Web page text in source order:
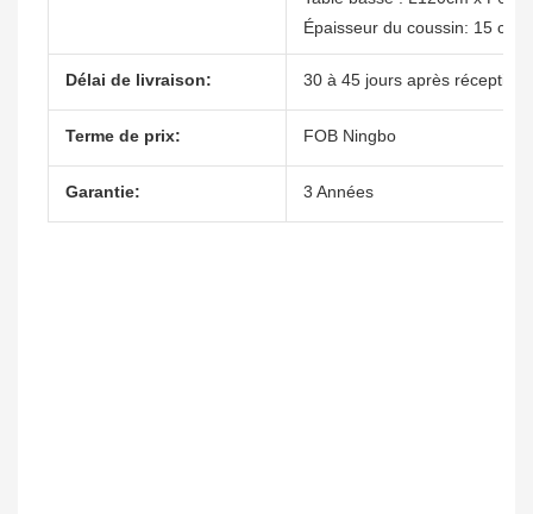
Épaisseur du coussin: 15 cm
Délai de livraison: 30 à 45 jours après réception
Terme de prix: FOB Ningbo
Garantie: 3 Années